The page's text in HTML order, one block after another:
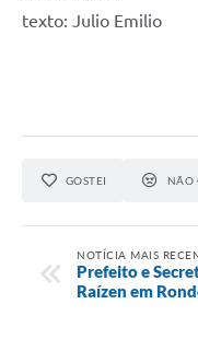
texto: Julio Emilio
GOSTEI NÃO
NOTÍCIA MAIS
Prefeito e
Raízen em